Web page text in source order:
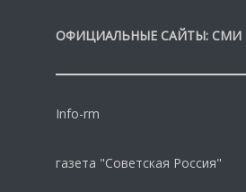
ОФИЦИАЛЬНЫЕ САЙТЫ: СМИ
Info-rm
газета "Советская Россия"